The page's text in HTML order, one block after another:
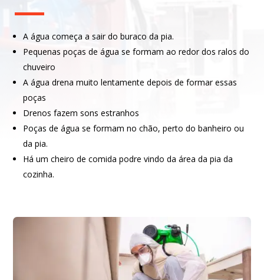
A água começa a sair do buraco da pia.
Pequenas poças de água se formam ao redor dos ralos do
chuveiro
A água drena muito lentamente depois de formar essas
poças
Drenos fazem sons estranhos
Poças de água se formam no chão, perto do banheiro ou
da pia.
Há um cheiro de comida podre vindo da área da pia da
cozinha.